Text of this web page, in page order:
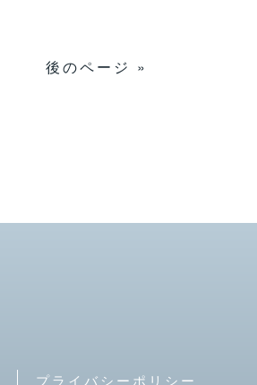
後のページ »
プライバシーポリシー